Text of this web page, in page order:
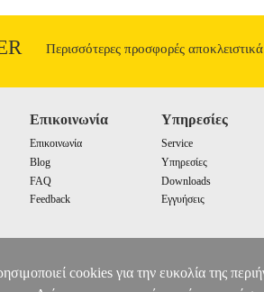
Περισσότερες προσφορές
Επικοινωνία
Επικοινωνία
Blog
FAQ
Feedback
Υπηρεσίες
Service
Υπηρεσίες
Downloads
Εγγυήσεις
cookies για την ευκολία της